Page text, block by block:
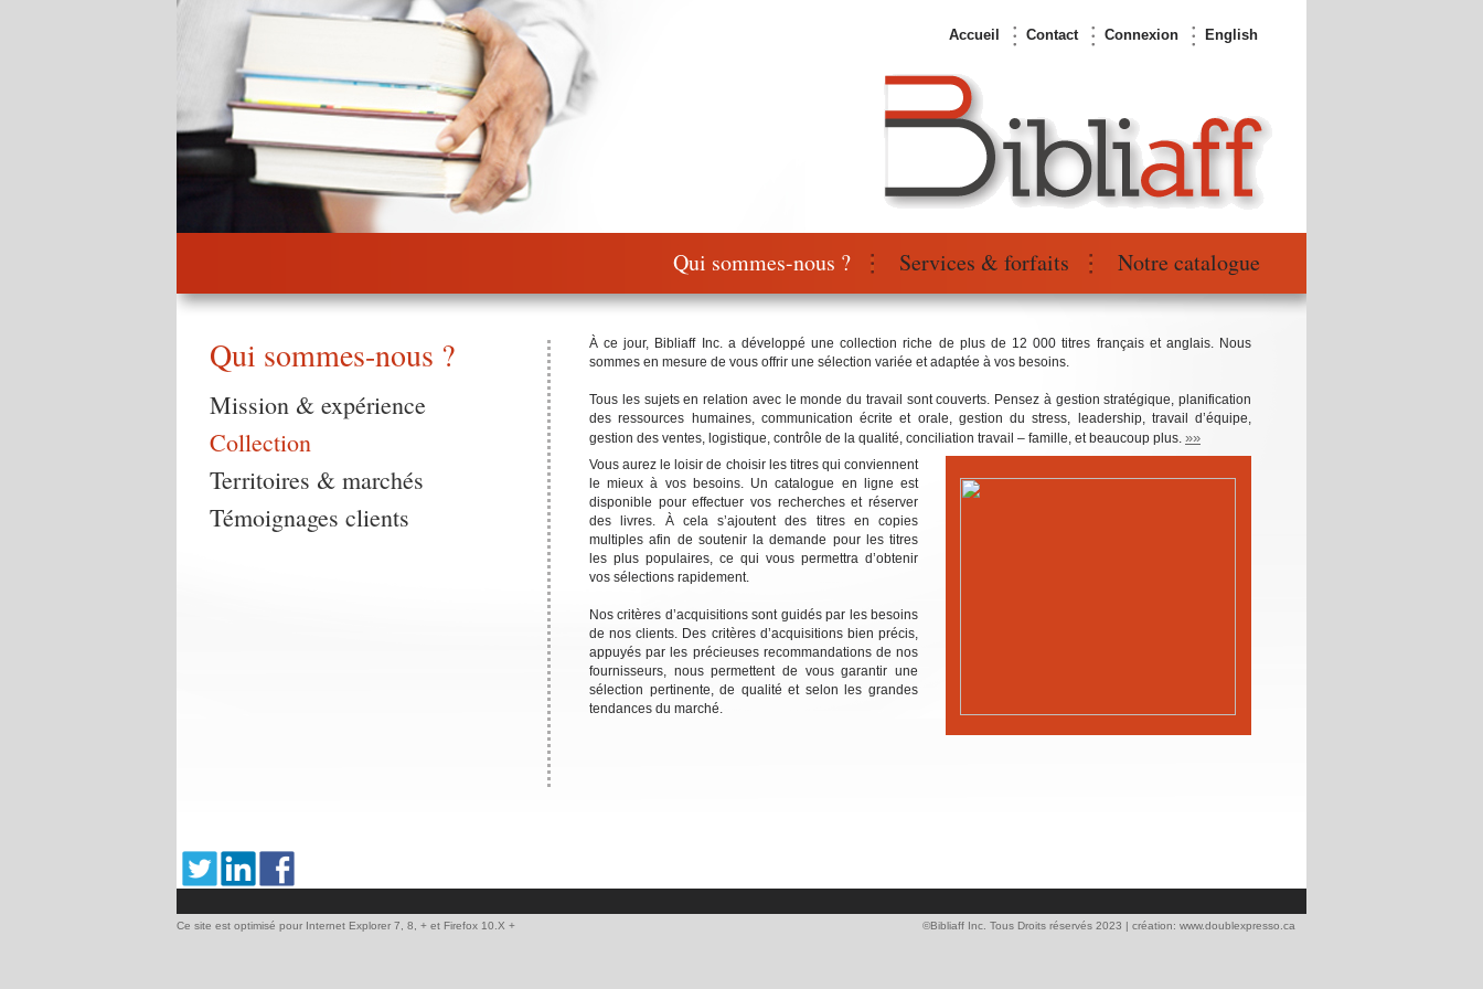
English
Connexion
Contact
Accueil
Notre catalogue
Services & forfaits
Qui sommes-nous ?
Qui sommes-nous ?
Mission & expérience
Collection
Territoires & marchés
Témoignages clients
À ce jour, Bibliaff Inc. a développé une collection riche de plus de 12 000 titres français et anglais. Nous
sommes en mesure de vous offrir une sélection variée et adaptée à vos besoins.
Tous les sujets en relation avec le monde du travail sont couverts. Pensez à gestion stratégique, planification
des ressources humaines, communication écrite et orale, gestion du stress, leadership, travail d’équipe,
gestion des ventes, logistique, contrôle de la qualité, conciliation travail – famille, et beaucoup plus. »»
Vous aurez le loisir de choisir les titres qui conviennent
le mieux à vos besoins. Un catalogue en ligne est
disponible pour effectuer vos recherches et réserver
des livres. À cela s’ajoutent des titres en copies
multiples afin de soutenir la demande pour les titres
les plus populaires, ce qui vous permettra d’obtenir
vos sélections rapidement.
Nos critères d’acquisitions sont guidés par les besoins
de nos clients. Des critères d’acquisitions bien précis,
appuyés par les précieuses recommandations de nos
fournisseurs, nous permettent de vous garantir une
sélection pertinente, de qualité et selon les grandes
tendances du marché.
Ce site est optimisé pour Internet Explorer 7, 8, + et Firefox 10.X + ©Bibliaff Inc. Tous Droits réservés 2023 | création: www.doublexpresso.ca